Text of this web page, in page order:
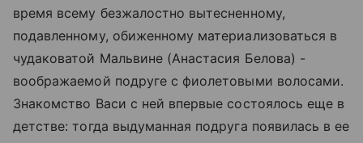
время всему безжалостно вытесненному,
подавленному, обиженному материализоваться в
чудаковатой Мальвине (Анастасия Белова) -
воображаемой подруге с фиолетовыми волосами.
Знакомство Васи с ней впервые состоялось еще в
детстве: тогда выдуманная подруга появилась в ее